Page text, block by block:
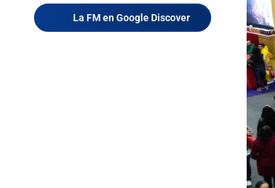
La FM en Google Discover